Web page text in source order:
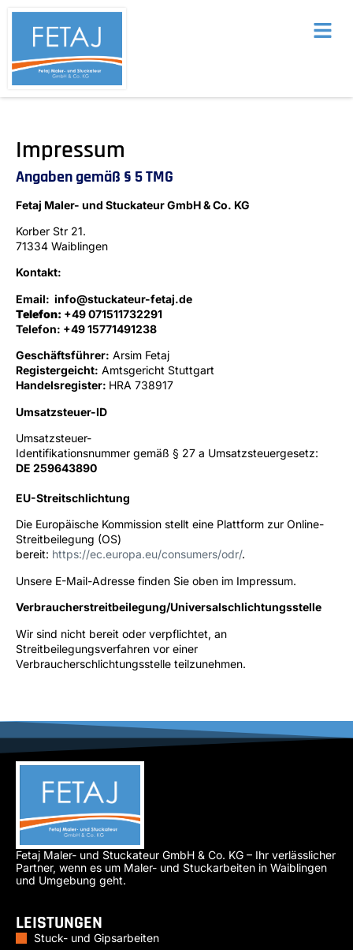
Impressum
Angaben gemäß § 5 TMG
Fetaj Maler- und Stuckateur GmbH & Co. KG
Korber Str 21.
71334 Waiblingen
Kontakt:
Email: info@stuckateur-fetaj.de
Telefon: +49 071511732291
Telefon: +49 15771491238
Geschäftsführer: Arsim Fetaj
Registergeicht: Amtsgericht Stuttgart
Handelsregister: HRA 738917
Umsatzsteuer-ID
Umsatzsteuer-
Identifikationsnummer gemäß § 27 a Umsatzsteuergesetz:
DE 259643890
EU-Streitschlichtung
Die Europäische Kommission stellt eine Plattform zur Online-
Streitbeilegung (OS)
bereit: https://ec.europa.eu/consumers/odr/.
Unsere E-Mail-Adresse finden Sie oben im Impressum.
Verbraucherstreitbeilegung/Universalschlichtungsstelle
Wir sind nicht bereit oder verpflichtet, an
Streitbeilegungsverfahren vor einer
Verbraucherschlichtungsstelle teilzunehmen.
Fetaj Maler- und Stuckateur GmbH & Co. KG – Ihr verlässlicher
Partner, wenn es um Maler- und Stuckarbeiten in Waiblingen
und Umgebung geht.
LEISTUNGEN
Stuck- und Gipsarbeiten